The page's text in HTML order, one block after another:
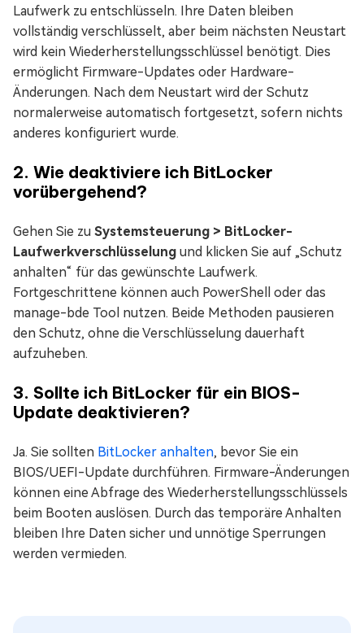
Laufwerk zu entschlüsseln. Ihre Daten bleiben
vollständig verschlüsselt, aber beim nächsten Neustart
wird kein Wiederherstellungsschlüssel benötigt. Dies
ermöglicht Firmware-Updates oder Hardware-
Änderungen. Nach dem Neustart wird der Schutz
normalerweise automatisch fortgesetzt, sofern nichts
anderes konfiguriert wurde.
2. Wie deaktiviere ich BitLocker
vorübergehend?
Gehen Sie zu Systemsteuerung > BitLocker-
Laufwerkverschlüsselung und klicken Sie auf „Schutz
anhalten“ für das gewünschte Laufwerk.
Fortgeschrittene können auch PowerShell oder das
manage-bde Tool nutzen. Beide Methoden pausieren
den Schutz, ohne die Verschlüsselung dauerhaft
aufzuheben.
3. Sollte ich BitLocker für ein BIOS-
Update deaktivieren?
Ja. Sie sollten BitLocker anhalten, bevor Sie ein
BIOS/UEFI-Update durchführen. Firmware-Änderungen
können eine Abfrage des Wiederherstellungsschlüssels
beim Booten auslösen. Durch das temporäre Anhalten
bleiben Ihre Daten sicher und unnötige Sperrungen
werden vermieden.